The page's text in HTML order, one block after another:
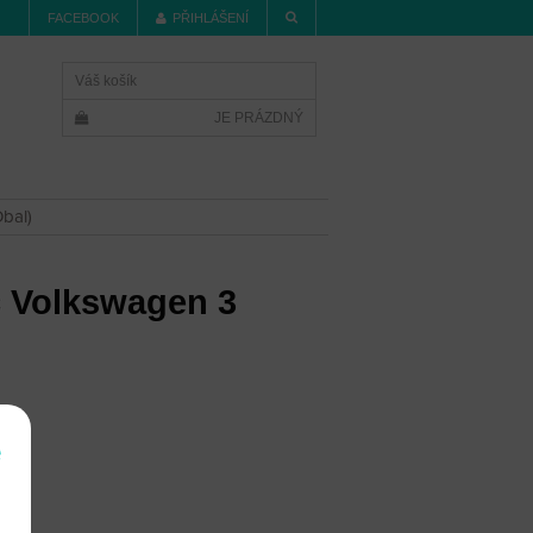
FACEBOOK PŘIHLÁŠENÍ
Váš košík
JE PRÁZDNÝ
3